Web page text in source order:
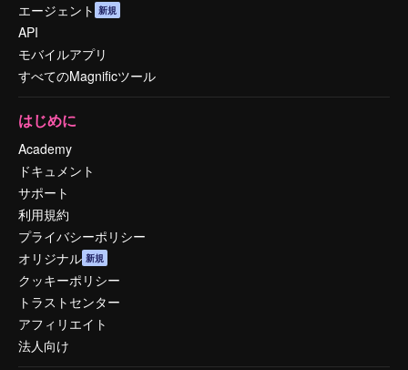
エージェント 新規
API
モバイルアプリ
すべてのMagnificツール
はじめに
Academy
ドキュメント
サポート
利用規約
プライバシーポリシー
オリジナル 新規
クッキーポリシー
トラストセンター
アフィリエイト
法人向け